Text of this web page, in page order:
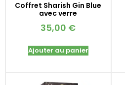
Coffret Sharish Gin Blue
avec verre
35,00 €
Ajouter au panier